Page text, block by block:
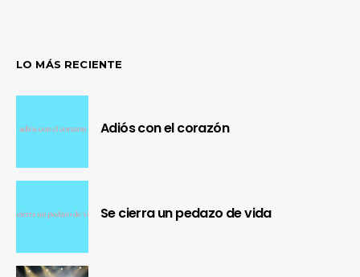
LO MÁS RECIENTE
Adiós con el corazón
Se cierra un pedazo de vida